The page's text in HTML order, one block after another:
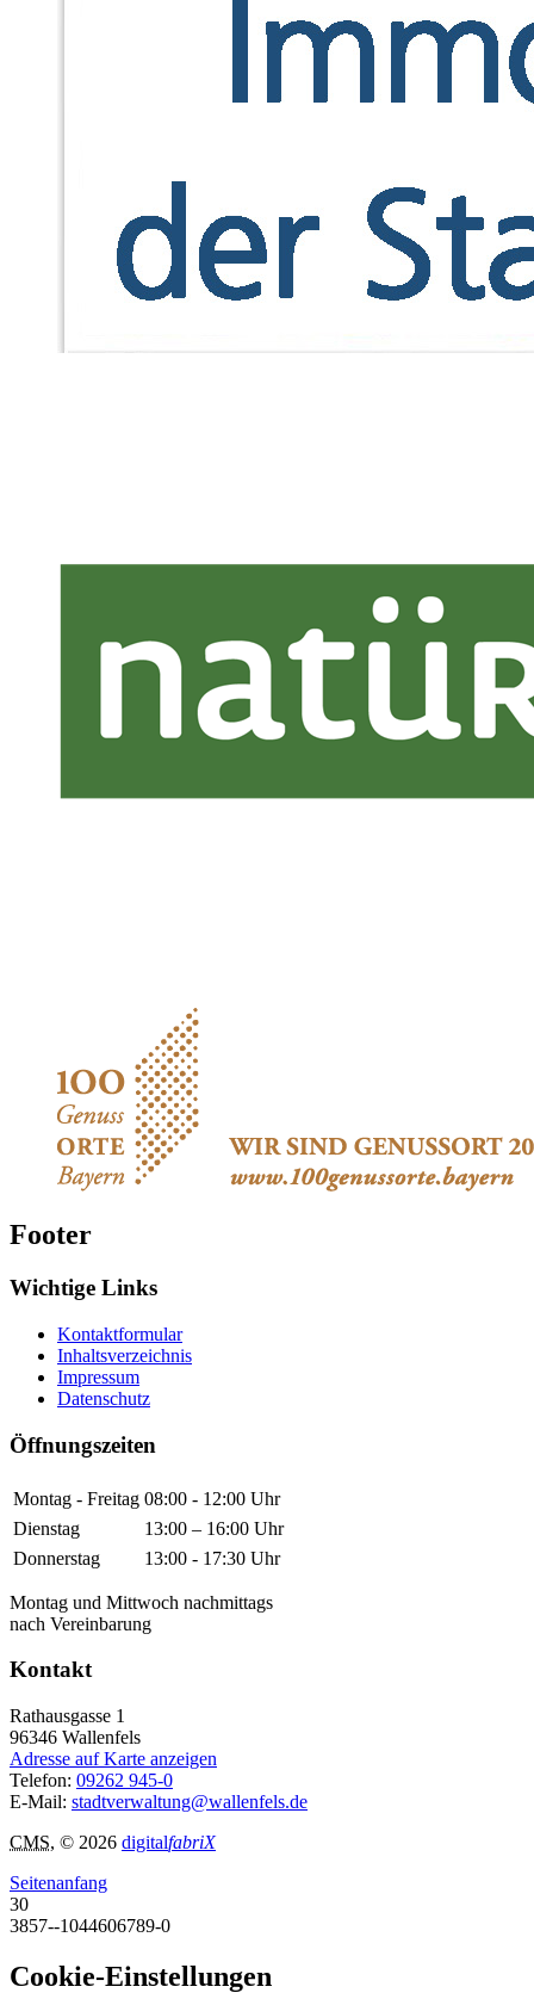
Footer
Wichtige Links
Kontaktformular
Inhaltsverzeichnis
Impressum
Datenschutz
Öffnungszeiten
Montag - Freitag 08:00 - 12:00 Uhr
Dienstag
13:00 – 16:00 Uhr
Donnerstag
13:00 - 17:30 Uhr
Montag und Mittwoch nachmittags
nach Vereinbarung
Kontakt
Rathausgasse 1
96346 Wallenfels
Adresse auf Karte anzeigen
Telefon: 09262 945-0
E-Mail: stadtverwaltung@wallenfels.de
CMS, © 2026 digitalfabriX
Seitenanfang
30
3857--1044606789-0
Cookie-Einstellungen